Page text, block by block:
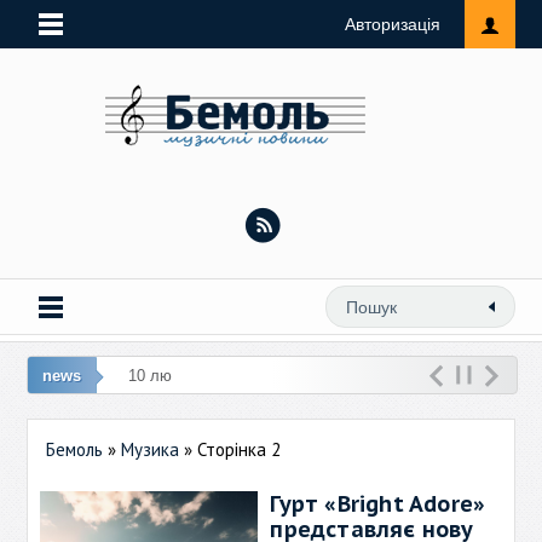
Авторизація
news 10 лют: Виконавиця реме
Бемоль »Музика » Сторінка 2
Гурт «Bright Adore»
представляє нову